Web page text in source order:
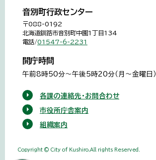
音別町行政センター
〒088-0192
北海道釧路市音別町中園1丁目134
電話/01547-6-2231
開庁時間
午前8時50分～午後5時20分（月～金曜日）
各課の連絡先・お問合わせ
市役所庁舎案内
組織案内
Copyright © City of Kushiro,All rights Reserved.